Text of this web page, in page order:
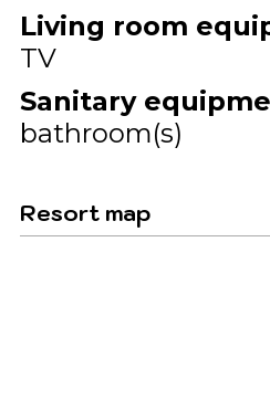
Living room
TV
Sanitary
bathroom(s)
Resort map